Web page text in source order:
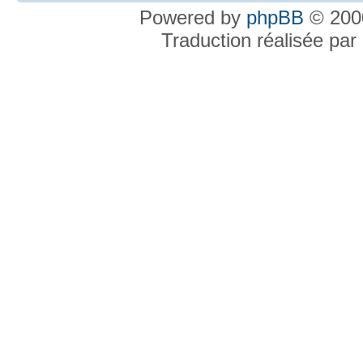
Powered by phpBB ©
Traduction réalisée par